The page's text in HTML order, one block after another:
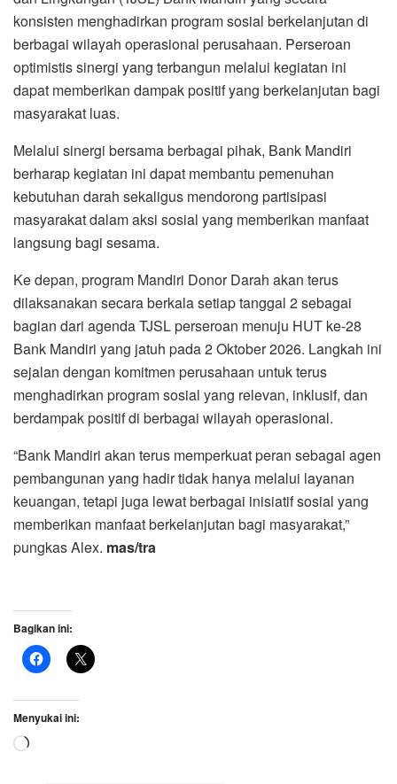
konsisten menghadirkan program sosial berkelanjutan di
berbagai wilayah operasional perusahaan. Perseroan
optimistis sinergi yang terbangun melalui kegiatan ini
dapat memberikan dampak positif yang berkelanjutan bagi
masyarakat luas.
Melalui sinergi bersama berbagai pihak, Bank Mandiri
berharap kegiatan ini dapat membantu pemenuhan
kebutuhan darah sekaligus mendorong partisipasi
masyarakat dalam aksi sosial yang memberikan manfaat
langsung bagi sesama.
Ke depan, program Mandiri Donor Darah akan terus
dilaksanakan secara berkala setiap tanggal 2 sebagai
bagian dari agenda TJSL perseroan menuju HUT ke-28
Bank Mandiri yang jatuh pada 2 Oktober 2026. Langkah ini
sejalan dengan komitmen perusahaan untuk terus
menghadirkan program sosial yang relevan, inklusif, dan
berdampak positif di berbagai wilayah operasional.
“Bank Mandiri akan terus memperkuat peran sebagai agen
pembangunan yang hadir tidak hanya melalui layanan
keuangan, tetapi juga lewat berbagai inisiatif sosial yang
memberikan manfaat berkelanjutan bagi masyarakat,”
pungkas Alex. mas/tra
Bagikan ini:
Menyukai ini:
Memuat...